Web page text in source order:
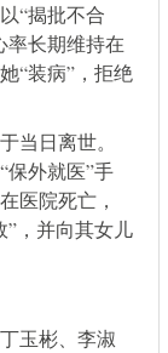
“揭批不合
率长期维持在
“装病”，拒绝
当日离世。
保外就医”手
医院死亡，
”，并向其女儿
玉彬、李淑